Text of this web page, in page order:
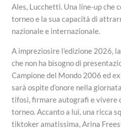
Ales, Lucchetti. Una line-up che
torneo e la sua capacità di
nazionale e internazionale.
A impreziosire l’edizione 2026,
che non ha bisogno di
Campione del Mondo 2006 ed
sarà ospite d’onore nella
tifosi, firmare autografi e vivere
torneo. Accanto a lui, una ricca
tiktoker amatissima, Arina